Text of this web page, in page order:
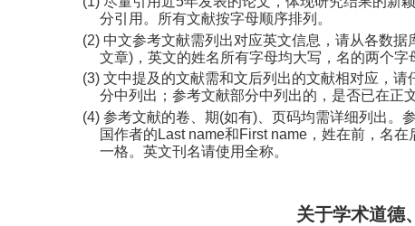
分引用。所有文献按字母顺序排列。
(2) 中文参考文献需列出对应英文信息，请从各数
文章)，英文的姓名所有字母均大写，名的两个字
(3)文中提及的文献需和文后列出的文献相对应，
分中列出；参考文献部分中列出的，是否已在正
(4)参考文献的卷、期(如有) 、页码均需详细列出。
国作者的 Last name和First name，姓在前，名在
一格。英文刊名请使用全称。
关于学术道德